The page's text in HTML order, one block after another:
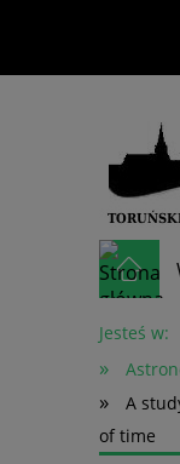
Skup
Jesteś w:
»
»
A
of time